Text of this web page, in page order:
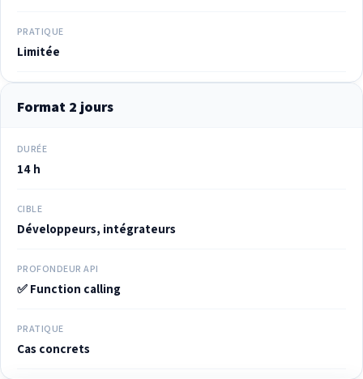
PRATIQUE
Limitée
Format 2 jours
DURÉE
14 h
CIBLE
Développeurs, intégrateurs
PROFONDEUR API
✅ Function calling
PRATIQUE
Cas concrets